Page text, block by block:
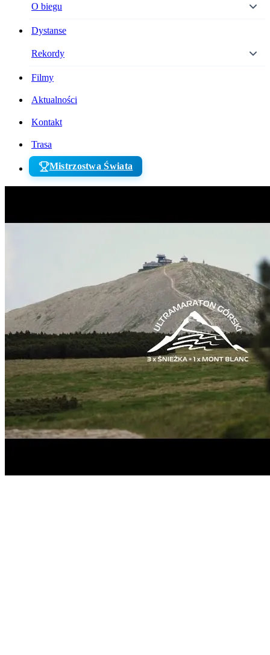
O biegu
Dystanse
Rekordy
Filmy
Aktualności
Kontakt
Trasa
Mistrzostwa Świata